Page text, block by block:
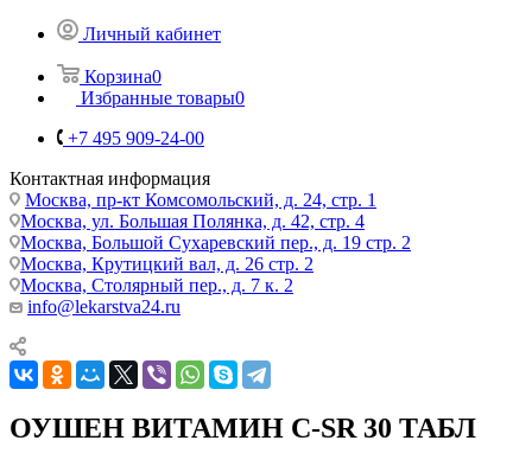
Личный кабинет
Корзина0
Избранные товары0
+7 495 909-24-00
Контактная информация
Москва, пр-кт Комсомольский, д. 24, стр. 1
Москва, ул. Большая Полянка, д. 42, стр. 4
Москва, Большой Сухаревский пер., д. 19 стр. 2
Москва, Крутицкий вал, д. 26 стр. 2
Москва, Столярный пер., д. 7 к. 2
info@lekarstva24.ru
ОУШЕН ВИТАМИН C-SR 30 ТАБЛ